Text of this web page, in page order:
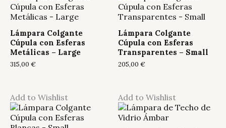
Lámpara Colgante
Cúpula con Esferas
Metálicas – Large
315,00 €
Lámpara Colgante
Cúpula con Esferas
Transparentes – Small
205,00 €
Add to Wishlist Add to Wishlist